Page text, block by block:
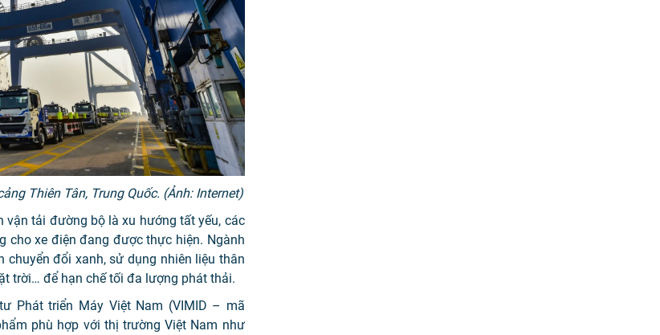
Thiên Tân, Trung Quốc. (Ảnh: Internet)
vận tải đường bộ là xu hướng tất yếu, các
cho xe điện đang được thực hiện. Ngành
đổi xanh, sử dụng nhiên liệu thân
trời… để hạn chế tối đa lượng phát thải.
Phát triển Máy Việt Nam (VIMID – mã
phù hợp với thị trường Việt Nam như